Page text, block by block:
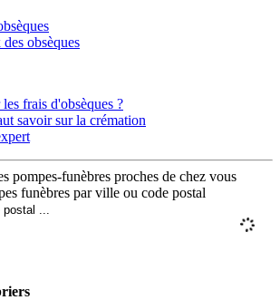
obsèques
frais d'obsèques ?
savoir sur la crémation
pompes-funèbres proches de chez vous
funèbres par ville ou code postal